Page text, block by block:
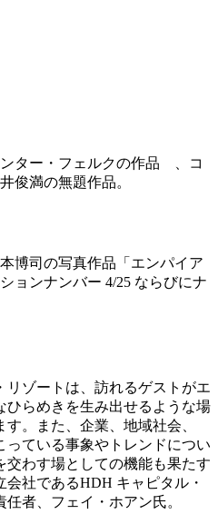
ター・フェルクの作品 、コ
俊満の無題作品。
博司の写真作品「エンパイア
ョンナンバー 4/25 ならびにナ
リゾートは、訪れるゲストがエ
ひらめきを生み出せるような場
。また、企業、地域社会、
ている事象やトレンドについ
わす場としての機能も果たす
社であるHDH キャピタル・
者、フェイ・ホアン氏。